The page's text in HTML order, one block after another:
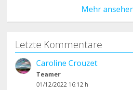
Mehr
Letzte Kommentare
Caroline Crouzet
Teamer
01/12/2022 16:12 h